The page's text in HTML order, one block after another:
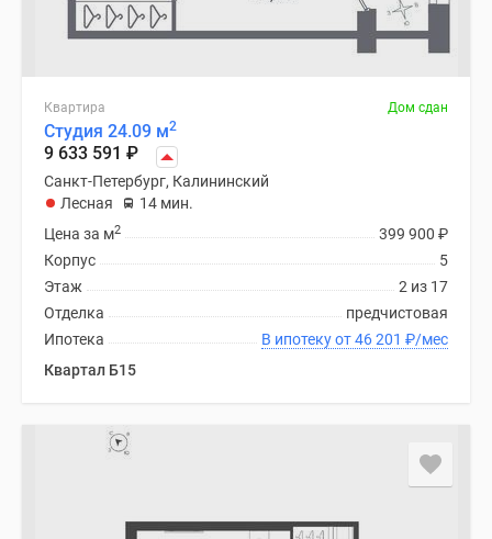
Квартира Дом сдан
Студия 24.09 м2
9 633 591 ₽
Санкт-Петербург, Калининский
Лесная
14 мин.
399 900 ₽
Цена за м2
5
Корпус
2 из 17
Этаж
предчистовая
Отделка
В ипотеку от 46 201 ₽/мес
Ипотека
Квартал Б15